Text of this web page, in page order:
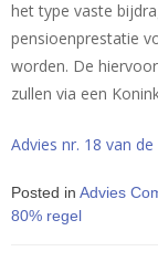
het type vaste
pensioenprestatie
worden. De
zullen via een
Advies nr. 18 van
Posted in Advies
80% regel